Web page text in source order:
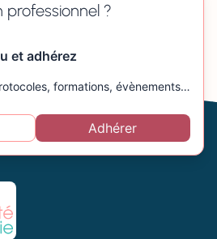
professionnel ?
et adhérez
formations, évènements…
Adhérer